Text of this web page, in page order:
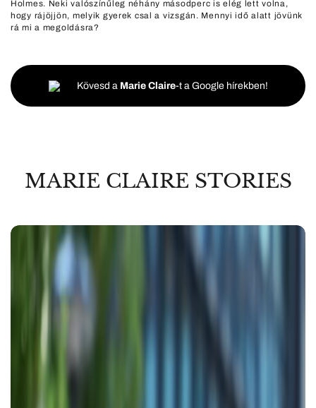
Holmes. Neki valószínűleg néhány másodperc is elég lett volna,
hogy rájöjjön, melyik gyerek csal a vizsgán. Mennyi idő alatt jövünk
rá mi a megoldásra?
Kövesd a Marie Claire-t a Google hírekben!
MARIE CLAIRE STORIES